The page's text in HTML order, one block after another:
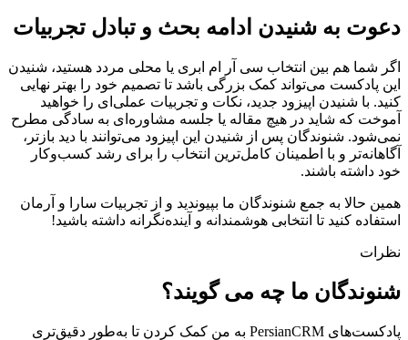
دعوت به شنیدن ادامه بحث و تبادل تجربیات
اگر شما هم بین انتخاب سی آر ام ابری یا محلی مردد هستید، شنیدن
این پادکست می‌تواند کمک بزرگی باشد تا تصمیم خود را بهتر نهایی
کنید. با شنیدن اپیزود جدید، نکات و تجربیات عملی‌ای را خواهید
آموخت که شاید در هیچ مقاله یا جلسه مشاوره‌ای به سادگی مطرح
نمی‌شود. شنوندگان پس از شنیدن این اپیزود می‌توانند با دید بازتر،
آگاهانه‌تر و با اطمینان کامل‌ترین انتخاب را برای رشد کسب‌وکار
خود داشته باشند.
همین حالا به جمع شنوندگان ما بپیوندید و از تجربیات سارا و آرمان
استفاده کنید تا انتخابی هوشمندانه و آینده‌نگرانه داشته باشید!
نظرات
شنوندگان ما چه می گویند؟
پادکست‌های PersianCRM به من کمک کردن تا به‌طور دقیق‌تری